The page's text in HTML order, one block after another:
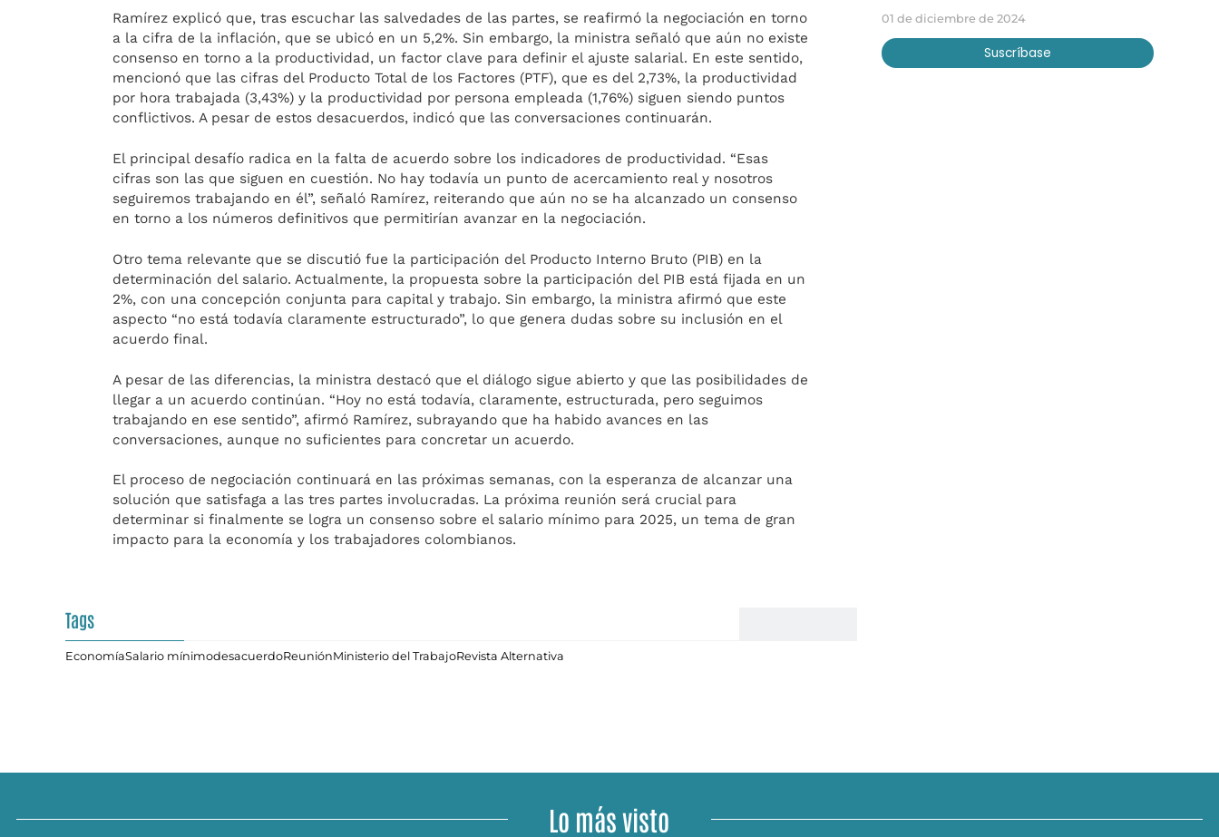
Ramírez explicó que, tras escuchar las salvedades de las partes, se reafirmó la negociación en torno
a la cifra de la inflación, que se ubicó en un 5,2%. Sin embargo, la ministra señaló que aún no existe
consenso en torno a la productividad, un factor clave para definir el ajuste salarial. En este sentido,
mencionó que las cifras del Producto Total de los Factores (PTF), que es del 2,73%, la productividad
por hora trabajada (3,43%) y la productividad por persona empleada (1,76%) siguen siendo puntos
conflictivos. A pesar de estos desacuerdos, indicó que las conversaciones continuarán.
El principal desafío radica en la falta de acuerdo sobre los indicadores de productividad. “Esas
cifras son las que siguen en cuestión. No hay todavía un punto de acercamiento real y nosotros
seguiremos trabajando en él”, señaló Ramírez, reiterando que aún no se ha alcanzado un consenso
en torno a los números definitivos que permitirían avanzar en la negociación.
Otro tema relevante que se discutió fue la participación del Producto Interno Bruto (PIB) en la
determinación del salario. Actualmente, la propuesta sobre la participación del PIB está fijada en un
2%, con una concepción conjunta para capital y trabajo. Sin embargo, la ministra afirmó que este
aspecto “no está todavía claramente estructurado”, lo que genera dudas sobre su inclusión en el
acuerdo final.
A pesar de las diferencias, la ministra destacó que el diálogo sigue abierto y que las posibilidades de
llegar a un acuerdo continúan. “Hoy no está todavía, claramente, estructurada, pero seguimos
trabajando en ese sentido”, afirmó Ramírez, subrayando que ha habido avances en las
conversaciones, aunque no suficientes para concretar un acuerdo.
El proceso de negociación continuará en las próximas semanas, con la esperanza de alcanzar una
solución que satisfaga a las tres partes involucradas. La próxima reunión será crucial para
determinar si finalmente se logra un consenso sobre el salario mínimo para 2025, un tema de gran
impacto para la economía y los trabajadores colombianos.
Tags
EconomíaSalario mínimodesacuerdoReuniónMinisterio del TrabajoRevista Alternativa
01 de diciembre de 2024
Suscríbase
Lo más visto